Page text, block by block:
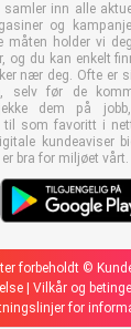
samler inn alle
og
måten holder vi
og du kan enkelt
nær deg. Ofte er
selv før de
dem på
til som favoritt i
kundeaviser
bra for miljøet vårt.
forbeholdt ©
Vilkår og
for